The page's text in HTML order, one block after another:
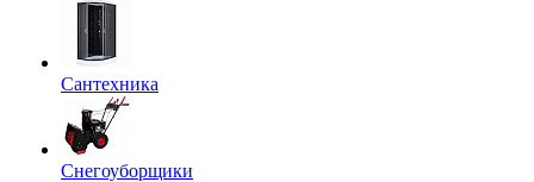
Сантехника
Снегоуборщики